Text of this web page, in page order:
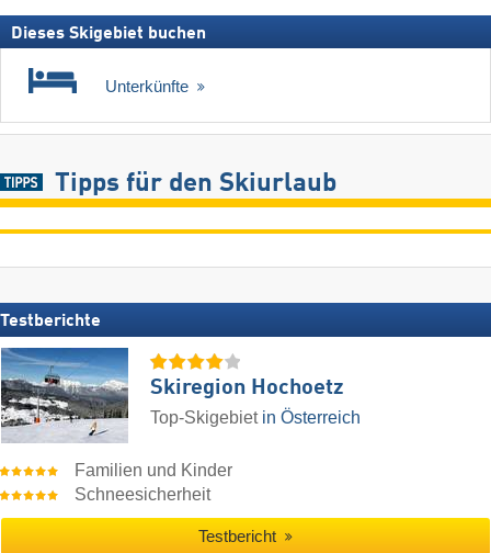
Dieses Skigebiet buchen
Unterkünfte
Tipps für den Skiurlaub
Testberichte
Skiregion Hochoetz
Top-Skigebiet in Österreich
Familien und Kinder
Schneesicherheit
Testbericht